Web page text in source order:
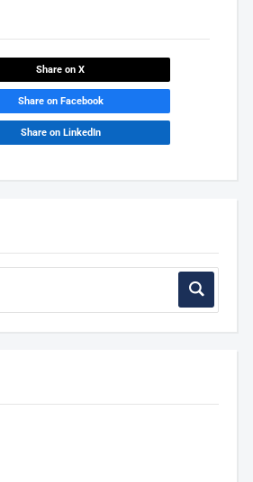
Share on X
Share on Facebook
Share on LinkedIn